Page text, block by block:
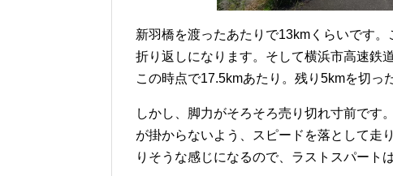
新羽橋を渡ったあたりで13kmくらいです
折り返しになります。そして横浜市高速鉄
この時点で17.5kmあたり。残り5kmを切っ
しかし、脚力がそろそろ売り切れ寸前です
が掛からないよう、スピードを落として走
りそうな感じになるので、ラストスパート